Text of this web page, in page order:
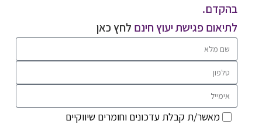
בהקדם.
לתיאום פגישת יעוץ חינםלחץ כאן
מאשר/ת קבלת עדכונים וחומרים שיווקיים